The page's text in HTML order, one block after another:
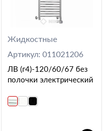
Жидкостные
Артикул: 011021206
ЛВ (г4)-120/60/67 без
полочки электрический